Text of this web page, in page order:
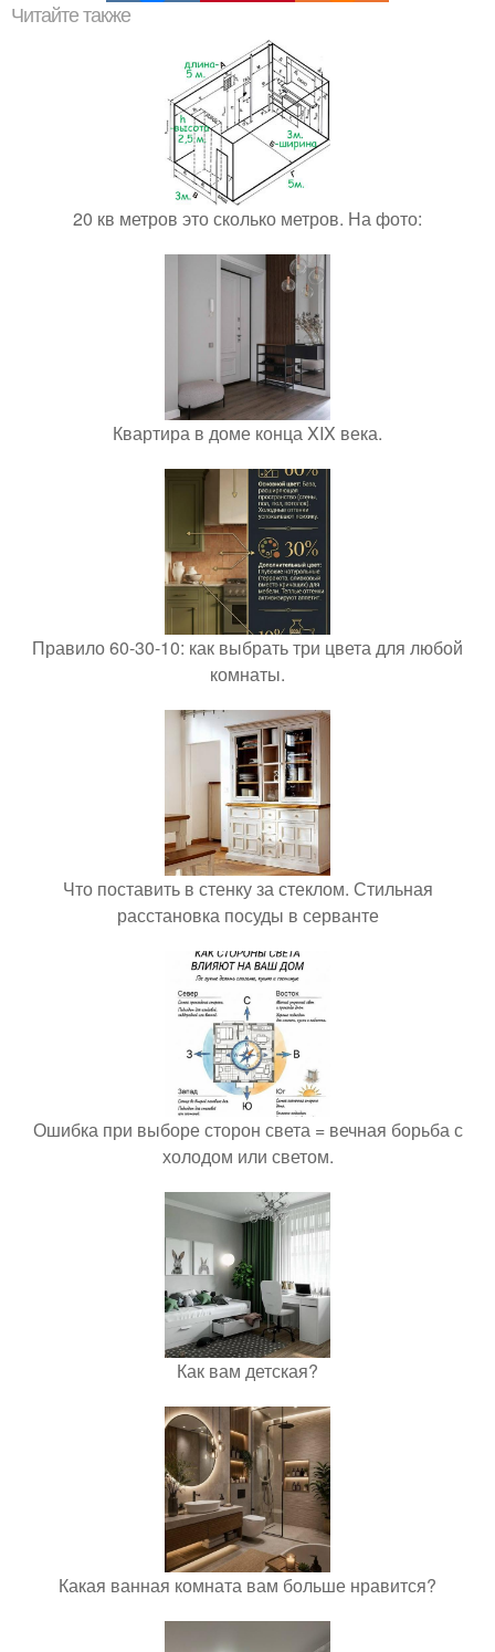
Читайте также
20 кв метров это сколько метров. На фото:
Квартира в доме конца XIX века.
Правило 60-30-10: как выбрать три цвета для любой
комнаты.
Что поставить в стенку за стеклом. Стильная
расстановка посуды в серванте
Ошибка при выборе сторон света = вечная борьба с
холодом или светом.
Как вам детская?
Какая ванная комната вам больше нравится?